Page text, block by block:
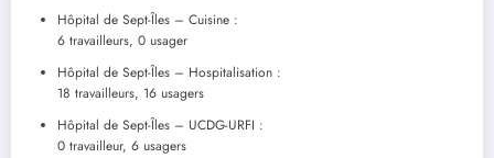
Hôpital de Sept-Îles – Cuisine :
6 travailleurs, 0 usager
Hôpital de Sept-Îles – Hospitalisation :
18 travailleurs, 16 usagers
Hôpital de Sept-Îles – UCDG-URFI :
0 travailleur, 6 usagers